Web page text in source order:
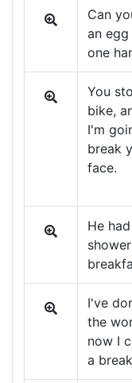
Can
an
one
You
bike,
I'm
break
face.
He
I've
the
now I
a